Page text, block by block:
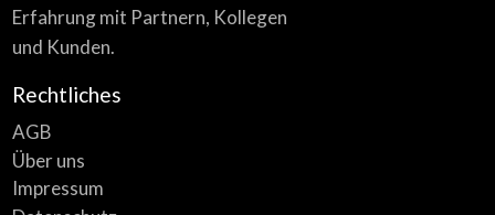
Erfahrung mit Partnern, Kollegen
und Kunden.
Rechtliches
AGB
Über uns
Impressum